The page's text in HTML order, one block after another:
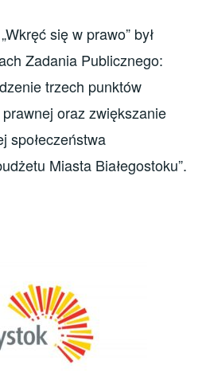
się w prawo” był
Zadania Publicznego:
trzech punktów
oraz zwiększanie
społeczeństwa
Miasta Białegostoku”.